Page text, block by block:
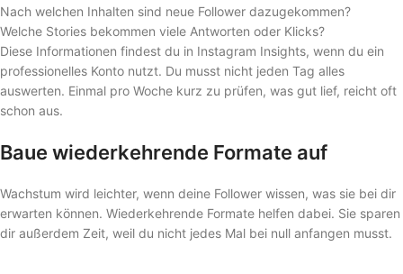
Nach welchen Inhalten sind neue Follower dazugekommen?
Welche Stories bekommen viele Antworten oder Klicks?
Diese Informationen findest du in Instagram Insights, wenn du ein
professionelles Konto nutzt. Du musst nicht jeden Tag alles
auswerten. Einmal pro Woche kurz zu prüfen, was gut lief, reicht oft
schon aus.
Baue wiederkehrende Formate auf
Wachstum wird leichter, wenn deine Follower wissen, was sie bei dir
erwarten können. Wiederkehrende Formate helfen dabei. Sie sparen
dir außerdem Zeit, weil du nicht jedes Mal bei null anfangen musst.